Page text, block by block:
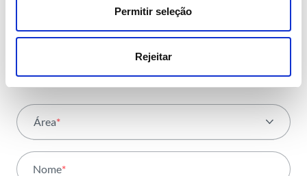
Permitir seleção
Rejeitar
tendências e notícias que
partilhamos
com toda a energia
Área*
Nome*